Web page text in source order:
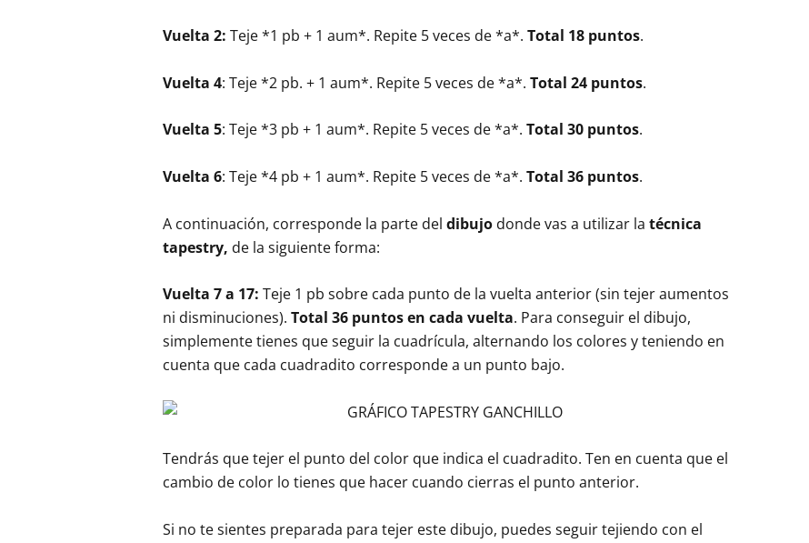
Vuelta 2: Teje *1 pb + 1 aum*. Repite 5 veces de *a*. Total 18 puntos.
Vuelta 4: Teje *2 pb. + 1 aum*. Repite 5 veces de *a*. Total 24 puntos.
Vuelta 5: Teje *3 pb + 1 aum*. Repite 5 veces de *a*. Total 30 puntos.
Vuelta 6: Teje *4 pb + 1 aum*. Repite 5 veces de *a*. Total 36 puntos.
A continuación, corresponde la parte del dibujodonde vas a utilizar la técnica
tapestry, de la siguiente forma:
Vuelta 7 a 17: Teje 1 pb sobre cada punto de la vuelta anterior (sin tejer aumentos
ni disminuciones). Total 36 puntos en cada vuelta. Para conseguir el dibujo,
simplemente tienes que seguir la cuadrícula, alternando los colores y teniendo en
cuenta que cada cuadradito corresponde a un punto bajo.
Tendrás que tejer el punto del color que indica el cuadradito. Ten en cuenta que el
cambio de color lo tienes que hacer cuando cierras el punto anterior.
Si no te sientes preparada para tejer este dibujo, puedes seguir tejiendo con el